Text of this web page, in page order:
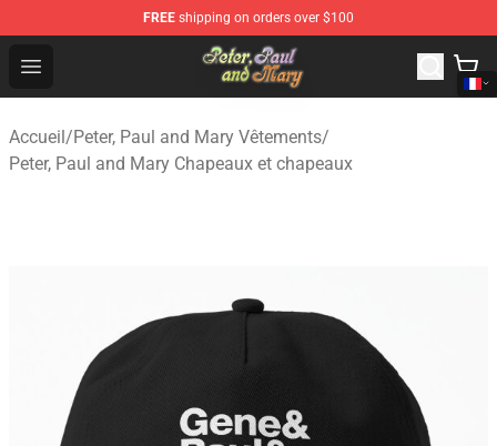
FREE shipping on orders over $100
Open menu
Peter, Paul and Mary Store - Official Peter, Paul and
Accueil/Peter, Paul and Mary Vêtements/
Peter, Paul and Mary Chapeaux et chapeaux